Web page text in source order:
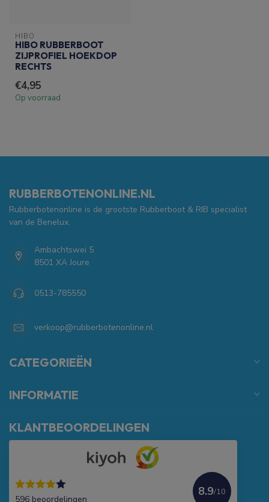
HIBO
HIBO RUBBERBOOT
ZIJPROFIEL HOEKDOP
RECHTS
€4,95
Op voorraad
RUBBERBOTENONLINE.NL
Rubberbotenonline is de grootste Rubberboot & RIB specialist
van de Benelux.
Ambachtswei 5
8501 XA Joure
0513-785550
verkoop@rubberbotenonline.nl
CATEGORIEËN
INFORMATIE
KLANTBEOORDELINGEN
596 beoordelingen
8.9/10